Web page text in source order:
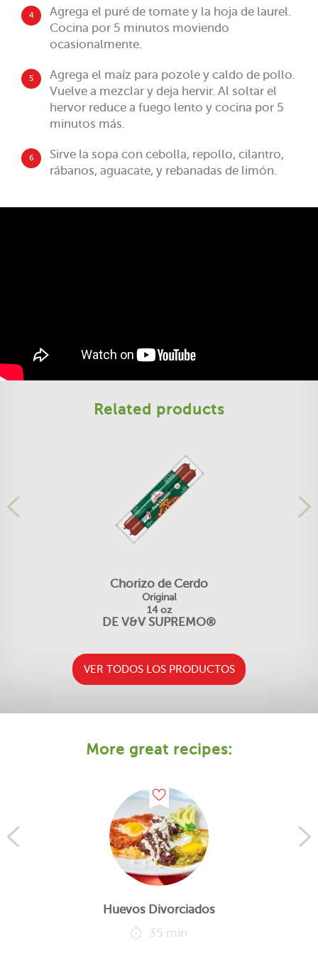
4
Agrega el puré de tomate y la hoja de laurel.
Cocina por 5 minutos moviendo
ocasionalmente.
5
Agrega el maíz para pozole y caldo de pollo.
Vuelve a mezclar y deja hervir. Al soltar el
hervor reduce a fuego lento y cocina por 5
minutos más.
6
Sirve la sopa con cebolla, repollo, cilantro,
rábanos, aguacate, y rebanadas de limón.
Related products
Chorizo ​​de Cerdo
Original
14 oz
DE V&V SUPREMO®
VER TODOS LOS PRODUCTOS
More great recipes:
Huevos Divorciados
35 min